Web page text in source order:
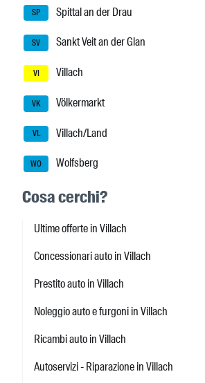
SP Spittal an der Drau
SV Sankt Veit an der Glan
VI Villach
VK Völkermarkt
VL Villach/Land
WO Wolfsberg
Cosa cerchi?
Ultime offerte in Villach
Concessionari auto in Villach
Prestito auto in Villach
Noleggio auto e furgoni in Villach
Ricambi auto in Villach
Autoservizi - Riparazione in Villach